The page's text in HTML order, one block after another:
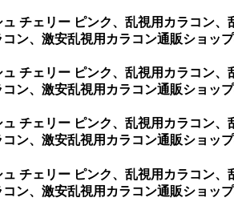
ュ チェリー ピンク、乱視用カラコン
ン、激安乱視用カラコン通販ショッ
ュ チェリー ピンク、乱視用カラコン
ン、激安乱視用カラコン通販ショッ
ュ チェリー ピンク、乱視用カラコン
ン、激安乱視用カラコン通販ショッ
ュ チェリー ピンク、乱視用カラコン
ン、激安乱視用カラコン通販ショッ